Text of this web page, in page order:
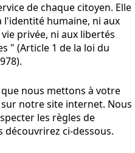
de chaque citoyen. Elle
humaine, ni aux
privée, ni aux libertés
" (Article 1 de la loi du
nous mettons à votre
notre site internet. Nous
les règles de
ci-dessous.